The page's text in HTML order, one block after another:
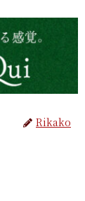
Rikako